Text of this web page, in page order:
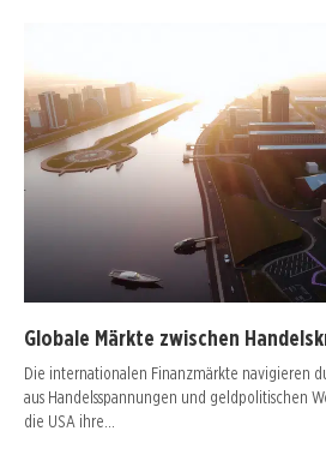
Globale Märkte zwischen
Die internationalen Finanzmärkte navigieren
aus Handelsspannungen und geldpolitischen
die USA ihre…